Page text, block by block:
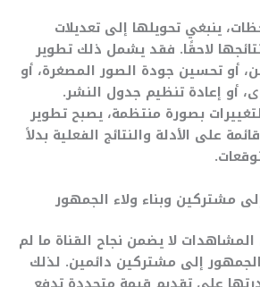
ينبغي تحويلها إلى تعديلات
لاحقًا. فقد يشمل ذلك تطوير
أو تحسين جودة الصور المصغرة، أو
أو إعادة تنظيم جدول النشر.
بصورة منتظمة، يصبح تطوير
على الأدلة والنتائج الفعلية بدلاً
مشتركين وبناء ولاء الجمهور
لا يضمن نجاح القناة ما لم
إلى مشتركين دائمين. لذلك